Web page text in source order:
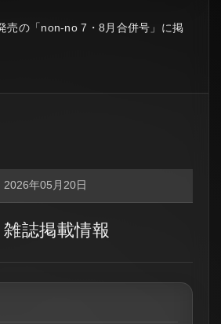
売の「non-no 7・8月合併号」に掲
2026年05月20日
雑誌掲載情報